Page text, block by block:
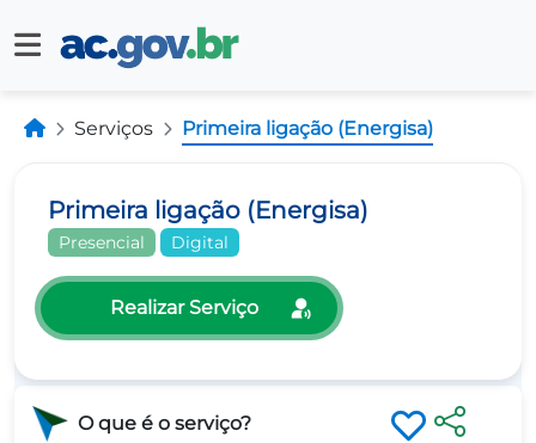
Serviços Primeira ligação (Energisa)
Primeira ligação (Energisa)
Presencial Digital
Realizar Serviço
O que é o serviço?